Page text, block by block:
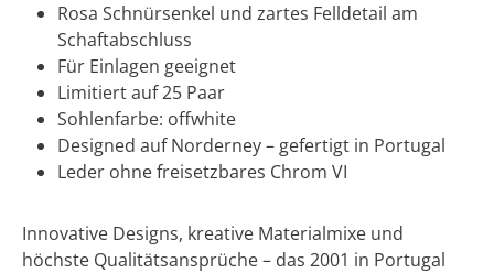
Rosa Schnürsenkel und zartes Felldetail am
Schaftabschluss
Für Einlagen geeignet
Limitiert auf 25 Paar
Sohlenfarbe: offwhite
Designed auf Norderney – gefertigt in Portugal
Leder ohne freisetzbares Chrom VI
Innovative Designs, kreative Materialmixe und
höchste Qualitätsansprüche – das 2001 in Portugal